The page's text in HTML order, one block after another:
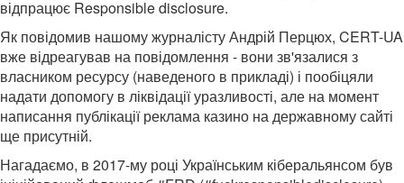
відпрацює Responsible disclosure.
Як повідомив нашому журналісту Андрій Перцюх, CERT-UA
вже відреагував на повідомлення - вони зв'язалися з
власником ресурсу (наведеного в прикладі) і пообіцяли
надати допомогу в ліквідації уразливості, але на момент
написання публікації реклама казино на державному сайті
ще присутній.
Нагадаємо, в 2017-му році Українським кіберальянсом був